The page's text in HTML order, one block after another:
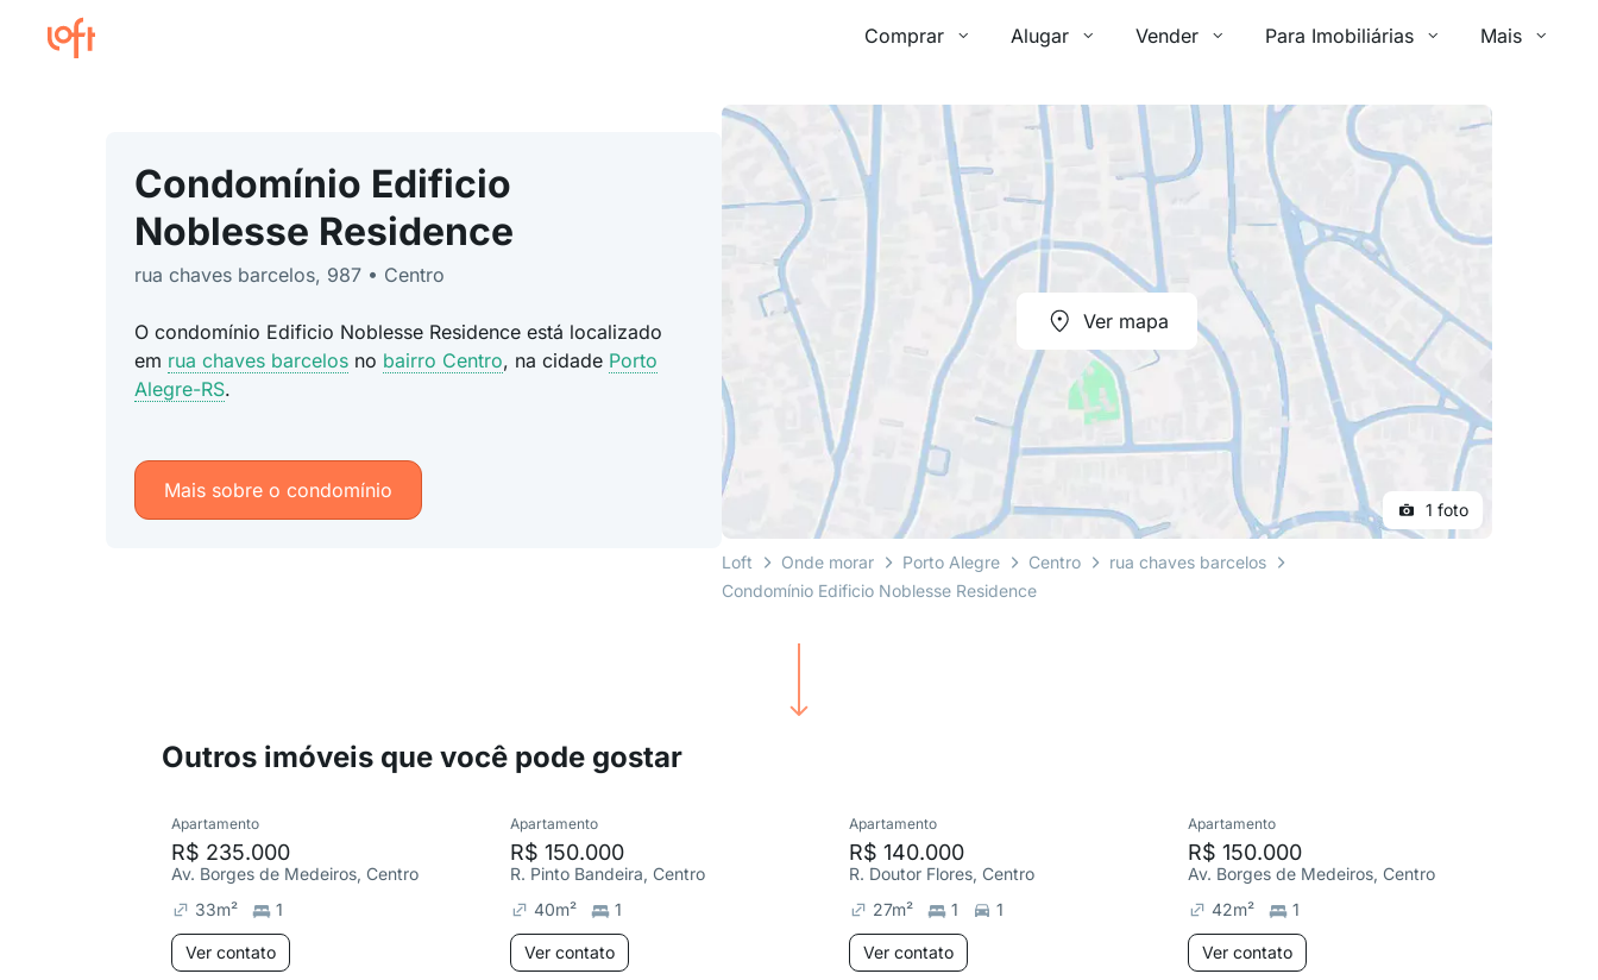
Comprar Alugar Vender Para Imobiliárias Mais
Condomínio Edificio
Noblesse Residence
rua chaves barcelos, 987 • Centro
O condomínio Edificio Noblesse Residence está localizado
em rua chaves barcelosno bairro Centro, na cidade Porto
Alegre-RS.
Mais sobre o condomínio
Ver mapa
1 foto
Loft Onde morar Porto Alegre Centro
rua chaves barcelos
Condomínio Edificio Noblesse Residence
Outros imóveis que você pode gostar
Apartamento
R$ 235.000
Av. Borges de Medeiros, Centro
33m² 1
Ver contato
Apartamento
R$ 150.000
R. Pinto Bandeira, Centro
40m² 1
Ver contato
Apartamento
R$ 140.000
R. Doutor Flores, Centro
27m² 1 1
Ver contato
Apartamento
R$ 150.000
Av. Borges de Medeiros, Centro
42m² 1
Ver contato